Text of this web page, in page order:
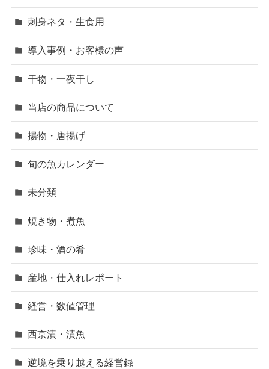
刺身ネタ・生食用
導入事例・お客様の声
干物・一夜干し
当店の商品について
揚物・唐揚げ
旬の魚カレンダー
未分類
焼き物・煮魚
珍味・酒の肴
産地・仕入れレポート
経営・数値管理
西京漬・漬魚
逆境を乗り越える経営録